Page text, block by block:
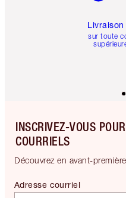
sur toute
INSCRIVEZ-VOUS
COURRIELS
Découvrez en avant-
Adresse courriel